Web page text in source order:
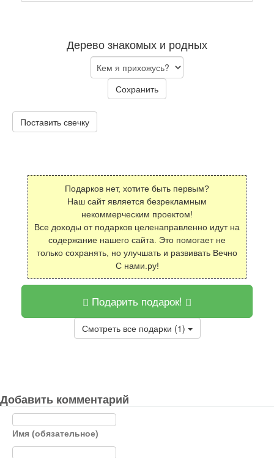
Дерево знакомых и родных
Сохранить
Поставить свечку
Подарков нет, хотите быть первым?
Наш сайт является безрекламным
некоммерческим проектом!
Все доходы от подарков целенаправленно идут на
содержание нашего сайта. Это помогает не
только сохранять, но улучшать и развивать Вечно
С нами.ру!
Подарить подарок!
Смотреть все подарки (1)
Добавить комментарий
Имя (обязательное)